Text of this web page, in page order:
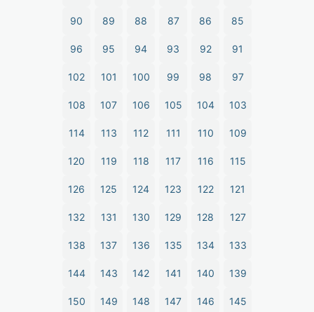
85
86
87
88
89
90
91
92
93
94
95
96
97
98
99
100
101
102
103
104
105
106
107
108
109
110
111
112
113
114
115
116
117
118
119
120
121
122
123
124
125
126
127
128
129
130
131
132
133
134
135
136
137
138
139
140
141
142
143
144
145
146
147
148
149
150